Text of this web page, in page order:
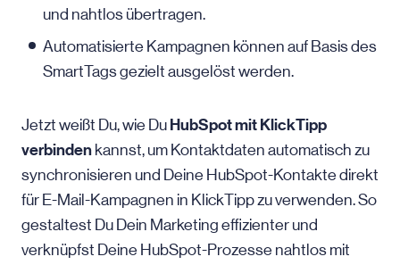
und nahtlos übertragen.
Automatisierte Kampagnen können auf Basis des
SmartTags gezielt ausgelöst werden.
Jetzt weißt Du, wie Du HubSpot mit KlickTipp
verbinden kannst, um Kontaktdaten automatisch zu
synchronisieren und Deine HubSpot-Kontakte direkt
für E-Mail-Kampagnen in KlickTipp zu verwenden. So
gestaltest Du Dein Marketing effizienter und
verknüpfst Deine HubSpot-Prozesse nahtlos mit